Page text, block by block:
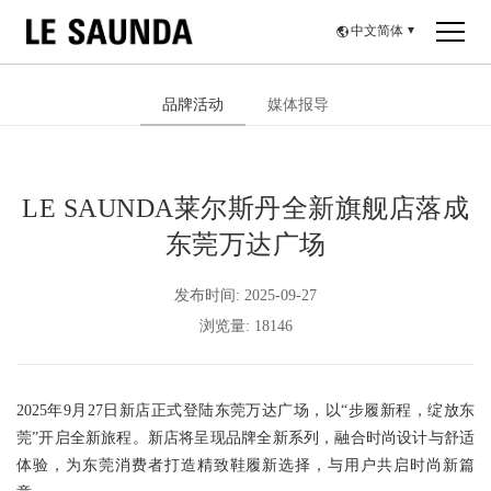
中文简体 ▼
品牌活动 媒体报导
LE SAUNDA莱尔斯丹全新旗舰店落成
东莞万达广场
发布时间: 2025-09-27
浏览量: 18146
2025年9月27日新店正式登陆东莞万达广场，以“步履新程，绽放东
莞”开启全新旅程。新店将呈现品牌全新系列，融合时尚设计与舒适
体验，为东莞消费者打造精致鞋履新选择，与用户共启时尚新篇